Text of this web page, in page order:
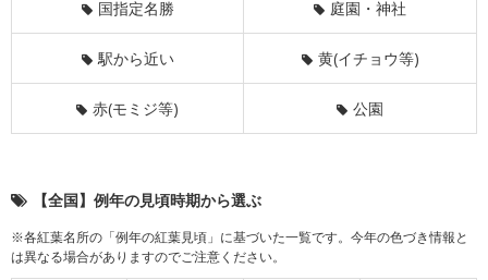
国指定名勝 庭園・神社
駅から近い 黄(イチョウ等)
赤(モミジ等) 公園
【全国】例年の見頃時期から選ぶ
※各紅葉名所の「例年の紅葉見頃」に基づいた一覧です。今年の色づき情報と
は異なる場合がありますのでご注意ください。